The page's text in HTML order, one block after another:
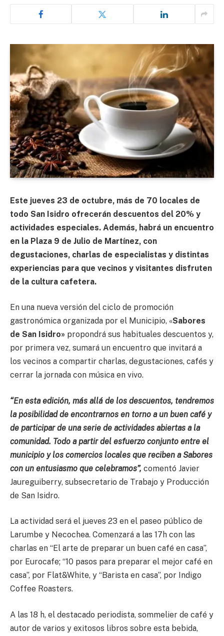
Este jueves 23 de octubre, más de 70 locales de
todo San Isidro ofrecerán descuentos del 20% y
actividades especiales. Además, habrá un encuentro
en la Plaza 9 de Julio de Martínez, con
degustaciones, charlas de especialistas y distintas
experiencias para que vecinos y visitantes disfruten
de la cultura cafetera.
En una nueva versión del ciclo de promoción
gastronómica organizada por el Municipio, «Sabores
de San Isidro» propondrá sus habituales descuentos y,
por primera vez, sumará un encuentro que invitará a
los vecinos a compartir charlas, degustaciones, cafés y
cerrar la jornada con música en vivo.
“En esta edición, más allá de los descuentos, tendremos
la posibilidad de encontrarnos en torno a un buen café y
de participar de una serie de actividades abiertas a la
comunidad. Todo a partir del esfuerzo conjunto entre el
municipio y los comercios locales que reciben a Sabores
con un entusiasmo que celebramos”, comentó Javier
Jaureguiberry, subsecretario de Trabajo y Producción
de San Isidro.
La actividad será el jueves 23 en el paseo público de
Larumbe y Necochea. Comenzará a las 17h con las
charlas en “El arte de preparar un buen café en casa”,
por Eurocafe; “10 pasos para preparar el mejor café en
casa”, por Flat&White, y “Barista en casa”, por Indigo
Coffee Roasters.
A las 18 h, el destacado periodista, sommelier de café y
autor de varios y exitosos libros sobre esta bebida,